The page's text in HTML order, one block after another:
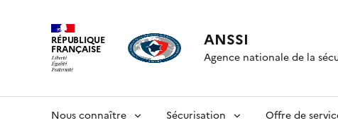
RÉPUBLIQUE
FRANÇAISE ANSSI
Agence nationale de la
Nous connaître Sécurisation Offre de